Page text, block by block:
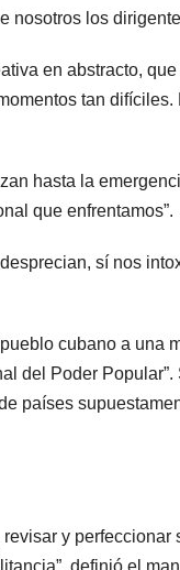
nosotros los
en abstracto,
tan difíciles.
hasta la
que enfrentamos”.
sí nos
cubano a una
del Poder Popular”.
países
y perfeccionar